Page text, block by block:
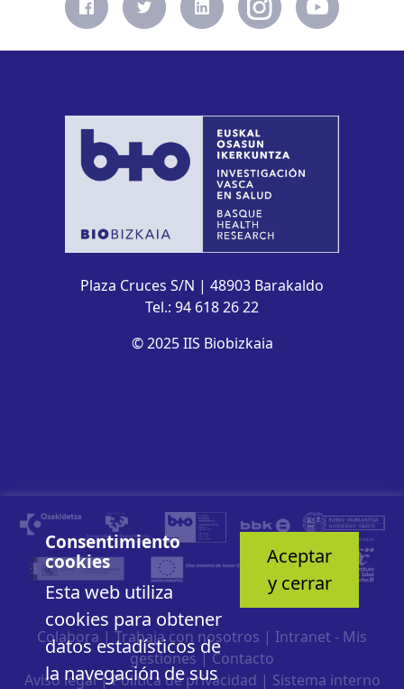
Plaza Cruces S/N | 48903 Barakaldo
Tel.: 94 618 26 22
© 2025 IIS Biobizkaia
Consentimiento
cookies
Esta web utiliza
cookies para obtener
datos estadísticos de
la navegación de sus
Aceptar
y cerrar
Colabora | Trabaja con nosotros | Intranet - Mis
gestiones |Contacto
Aviso legal|Política de privacidad | Sistema interno